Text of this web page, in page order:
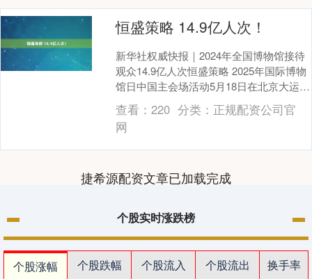
恒盛策略 14.9亿人次！
新华社权威快报｜2024年全国博物馆接待
观众14.9亿人次恒盛策略 2025年国际博物
馆日中国主会场活动5月18日在北京大运河
博物馆举行。记者从活动开幕式上获悉....
查看：220 分类： 正规配资公司官
网
捷希源配资文章已加载完成
个股实时涨跌榜
个股涨幅 个股跌幅 个股流入 个股流出
换手率